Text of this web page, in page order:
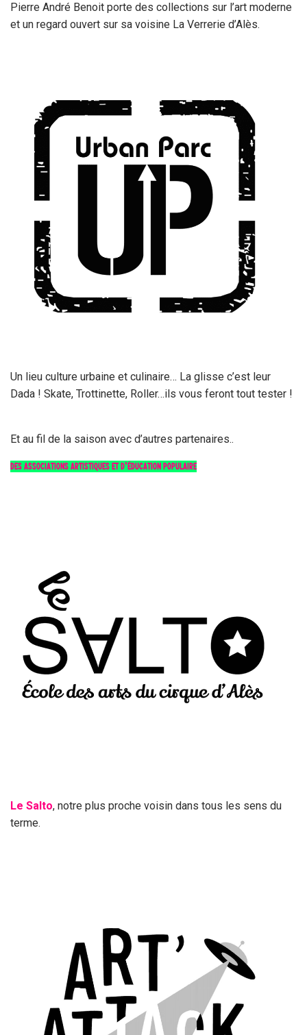
Pierre André Benoit porte des collections sur l’art moderne
et un regard ouvert sur sa voisine La Verrerie d’Alès.
Un lieu culture urbaine et culinaire… La glisse c’est leur
Dada ! Skate, Trottinette, Roller…ils vous feront tout tester !
Et au fil de la saison avec d’autres partenaires..
DES ASSOCIATIONS ARTISTIQUES ET D’ÉDUCATION POPULAIRE
Le Salto, notre plus proche voisin dans tous les sens du
terme.